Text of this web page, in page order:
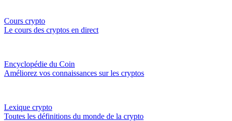
Cours crypto
Le cours des cryptos en direct
Encyclopédie du Coin
Améliorez vos connaissances sur les cryptos
Lexique crypto
Toutes les définitions du monde de la crypto